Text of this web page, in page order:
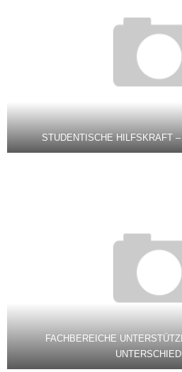
STUDENTISCHE HILFSKRAFT
FACHBEREICHE